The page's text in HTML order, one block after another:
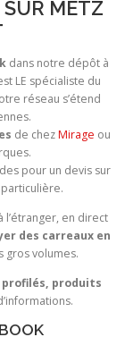
METZ
dans notre dépôt à
LE spécialiste du
réseau s’étend
de chezMirage ou
pour un devis sur
l’étranger, en direct
des carreaux en
gros volumes.
produits